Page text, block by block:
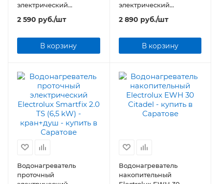
электрический
Electrolux Smartfix 2.0 T
(5,5 kW) - кран
2 590 руб./шт
В корзину
электрический
Electrolux Smartfix 2.0 S
(5,5 kW) - душ
2 890 руб./шт
В корзину
Водонагреватель
проточный
Водонагреватель
накопительный